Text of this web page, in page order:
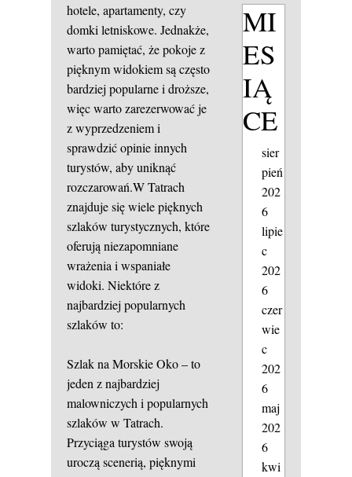
hotele, apartamenty, czy
domki letniskowe. Jednakże,
warto pamiętać, że pokoje z
pięknym widokiem są często
bardziej popularne i droższe,
więc warto zarezerwować je
z wyprzedzeniem i
sprawdzić opinie innych
turystów, aby uniknąć
rozczarowań.W Tatrach
znajduje się wiele pięknych
szlaków turystycznych, które
oferują niezapomniane
wrażenia i wspaniałe
widoki. Niektóre z
najbardziej popularnych
szlaków to:
Szlak na Morskie Oko – to
jeden z najbardziej
malowniczych i popularnych
szlaków w Tatrach.
Przyciąga turystów swoją
uroczą scenerią, pięknymi
MI
ES
IĄ
CE
sier
pień
202
6
lipie
c
202
6
czer
wie
c
202
6
maj
202
6
kwi